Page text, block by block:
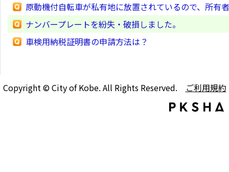
原動機付自転車が私有地に放置されているので、所有
ナンバープレートを紛失・破損しました。
車検用納税証明書の申請方法は？
Copyright © City of Kobe. All Rights Reserved. ご利用規約